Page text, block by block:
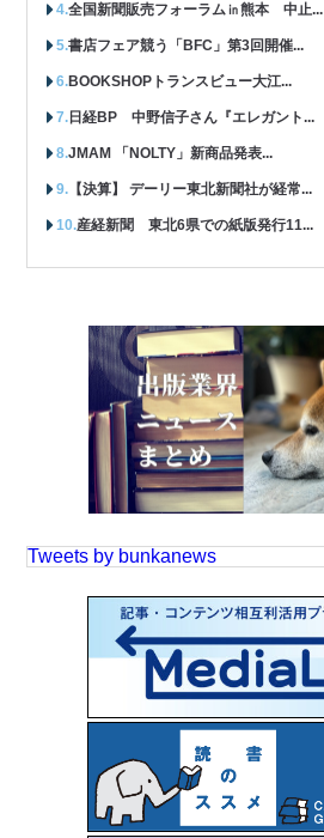
全国新聞販売フォーラム㏌熊本 中止...
書店フェア競う「BFC」第3回開催...
BOOKSHOPトランスビュー大江...
日経BP 中野信子さん『エレガント...
JMAM 「NOLTY」新商品発表...
【決算】 デーリー東北新聞社が経常...
産経新聞 東北6県での紙版発行11...
Tweets by bunkanews